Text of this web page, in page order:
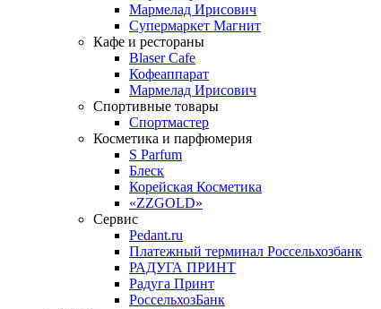
Мармелад Ирисович
Супермаркет Магнит
Кафе и рестораны
Blaser Cafe
Кофеаппарат
Мармелад Ирисович
Спортивные товары
Спортмастер
Косметика и парфюмерия
S Parfum
Блеск
Корейская Косметика
«ZZGOLD»
Сервис
Pedant.ru
Платежный терминал Россельхозбанк
РАДУГА ПРИНТ
Радуга Принт
РоссельхозБанк